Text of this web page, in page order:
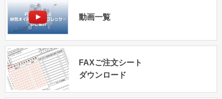
動画一覧
FAXご注文シート
ダウンロード